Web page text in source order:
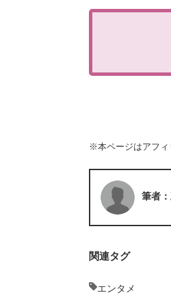
※本ページはアフィ
筆者
関連タグ
エンタメ